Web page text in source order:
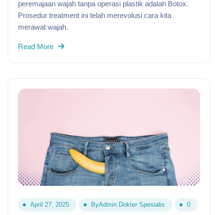
peremajaan wajah tanpa operasi plastik adalah Botox.
Prosedur treatment ini telah merevolusi cara kita
merawat wajah.
Read More
April 27, 2025 ByAdmin Dokter Spesialis 0